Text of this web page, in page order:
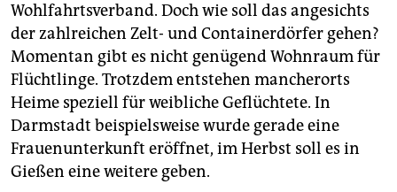
Wohlfahrtsverband. Doch wie soll das angesichts
der zahlreichen Zelt- und Containerdörfer gehen?
Momentan gibt es nicht genügend Wohnraum für
Flüchtlinge. Trotzdem entstehen mancherorts
Heime speziell für weibliche Geflüchtete. In
Darmstadt beispielsweise wurde gerade eine
Frauenunterkunft eröffnet, im Herbst soll es in
Gießen eine weitere geben.